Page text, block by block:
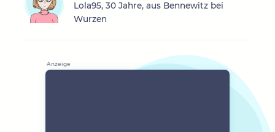
Lola95, 30 Jahre, aus Bennewitz bei
Wurzen